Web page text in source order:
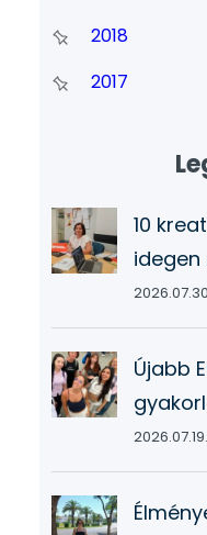
2018
2017
10
idegen
Újabb
2026.07.19.